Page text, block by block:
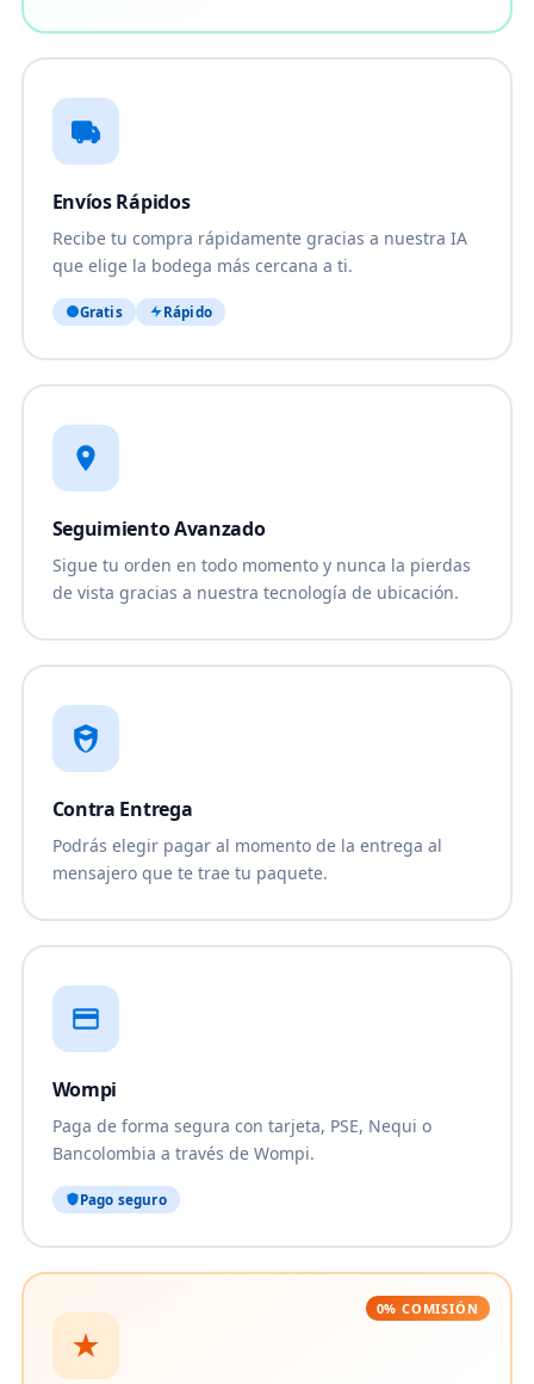
Envíos Rápidos
Recibe tu compra rápidamente gracias a nuestra IA
que elige la bodega más cercana a ti.
Gratis Rápido
Seguimiento Avanzado
Sigue tu orden en todo momento y nunca la pierdas
de vista gracias a nuestra tecnología de ubicación.
Contra Entrega
Podrás elegir pagar al momento de la entrega al
mensajero que te trae tu paquete.
Wompi
Paga de forma segura con tarjeta, PSE, Nequi o
Bancolombia a través de Wompi.
Pago seguro
0% COMISIÓN